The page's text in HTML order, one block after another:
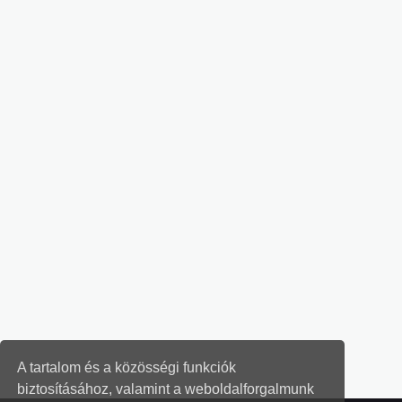
A tartalom és a közösségi funkciók
biztosításához, valamint a weboldalforgalmunk